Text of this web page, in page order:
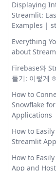
Experience
VTuber Voice
Tool for
Virtual Voices
VTuber 음성
음성 제작을
궁극의 스테이
역전 가이드
숙제에 대한 대
Homeworkify
뷰
안정적인
험을 위한
법
ChatGPT
Unleashing
Context in
ChatGPT
에서 맥락의
ChatGPT as
ChatGPT가 어
대형 언어 모
ChatGPT는 사
습할까? AI 학
ChatGPT는 안
What is
Discover the
Intelligent
데이터 과학
가이드
데이터 사이언
률 이해
데이터 사이언
탐색
데이터 인텔리
요? 인텔리전
의 힘을 발견
랜덤 검색 간
How to
Line Plots
How to Set
Matplotlib
Mastering
in Matplotlib:
Mastering
Matplotlib: A
Guide
Matplotlib
Create
Matplotlib
How to
Pandas:
How to
Column in
How to
Pandas
How to
Get
Non-Boolean
NA / NaN
How to Fix
대한 완전한
Dimension
Python: Top
Know
FastAPI:
키기
FastAPI:
Web
Fast와 Faster
와 효율성 해설
For Loop
Explained
Functools
능한 클러스
R에서 For 루
R에서 Lasso
- 설명!
R에서 데이터
포괄적인 가
R에서 로지스
제로 이해하기
R에서의 그루
시각화에
with Numpy:
Unlock the
Python |
기: 같은 크기
하기
시각화에 대
위한 가이드
📊 Seaborn
Displaying
Streamlit:
Examples |
Everything
about
Firebase와
들기: 이렇게
How to
Snowflake
Applications
How to
Streamlit
How to
App and